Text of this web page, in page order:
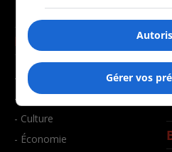
NOUVELLES
- Affaires municipales
- Communauté / Social
- Culture
- Économie
-
-
Gérer vos